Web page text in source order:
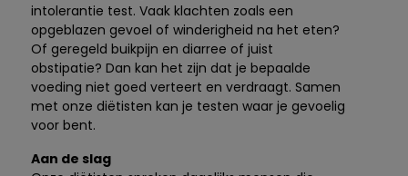
intolerantie test. Vaak klachten zoals een
opgeblazen gevoel of winderigheid na het eten?
Of geregeld buikpijn en diarree of juist
obstipatie? Dan kan het zijn dat je bepaalde
voeding niet goed verteert en verdraagt. Samen
met onze diëtisten kan je testen waar je gevoelig
voor bent.
Aan de slag